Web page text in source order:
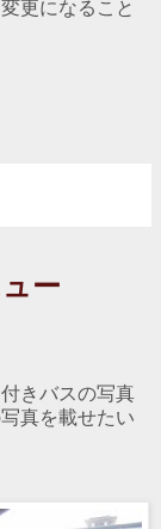
更になること
ー
きバスの写真
真を載せたい